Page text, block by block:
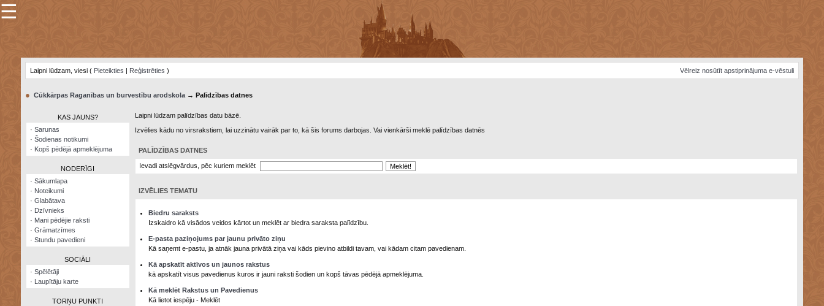
×
Šodienas
Visatcera
almanahs
☰
Laipni lūdzam, viesi ( Pieteikties | Reģistrēties ) Vēlreiz nosūtīt apstiprinājuma e-vēstuli
● Cūkkārpas Raganības un burvestību arodskola→ Palīdzības datnes
KAS JAUNS?
· Sarunas
· Šodienas notikumi
· Kopš pēdējā apmeklējuma
NODERĪGI
· Sākumlapa
· Noteikumi
· Glabātava
· Dzīvnieks
· Mani pēdējie raksti
· Grāmatzīmes
· Stundu pavedieni
SOCIĀLI
· Spēlētāji
· Laupītāju karte
TORŅU PUNKTI
Laipni lūdzam palīdzības datu bāzē.
Izvēlies kādu no virsrakstiem, lai uzzinātu vairāk par to, kā šis forums darbojas. Vai vienkārši meklē palīdzības datnēs
PALĪDZĪBAS DATNES
Ievadi atslēgvārdus, pēc kuriem meklēt
IZVĒLIES TEMATU
Biedru saraksts
Izskaidro kā visādos veidos kārtot un meklēt ar biedra saraksta palīdzību.
E-pasta paziņojums par jaunu privāto ziņu
Kā saņemt e-pastu, ja atnāk jauna privātā ziņa vai kāds pievino atbildi tavam, vai kādam citam pavedienam.
Kā apskatīt aktīvos un jaunos rakstus
kā apskatīt visus pavedienus kuros ir jauni raksti šodien un kopš tāvas pēdējā apmeklējuma.
Kā meklēt Rakstus un Pavedienus
Kā lietot iespēju - Meklēt